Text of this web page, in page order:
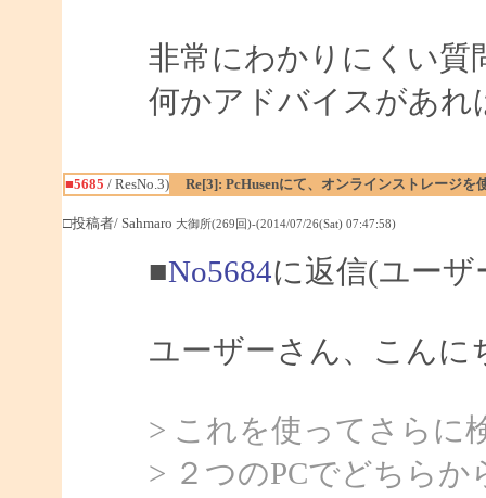
非常にわかりにくい質
何かアドバイスがあれ
■5685 / ResNo.3) Re[3]: PcHusenにて、オンラインストレージを
□投稿者/ Sahmaro 大御所(269回)-(2014/07/26(Sat) 07:47:58)
■No5684に返信(ユー
ユーザーさん、こんに
> これを使ってさらに
> ２つのPCでどちらか